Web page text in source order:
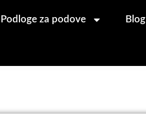
Podloge za podove Blog